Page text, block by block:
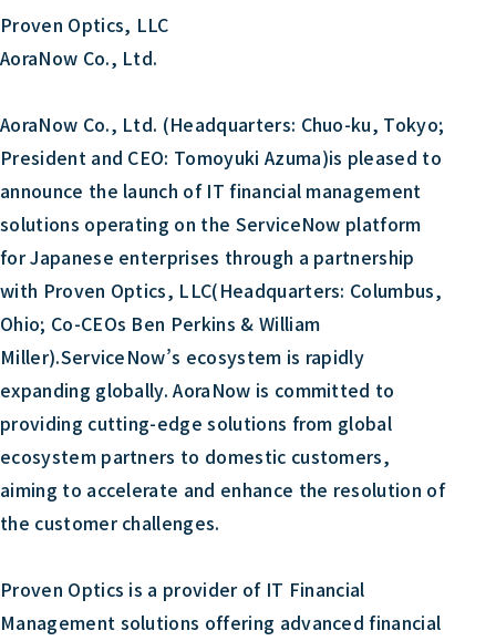
Proven Optics, LLC
AoraNow Co., Ltd.
AoraNow Co., Ltd. (Headquarters: Chuo-ku, Tokyo;
President and CEO: Tomoyuki Azuma)is pleased to
announce the launch of IT financial management
solutions operating on the ServiceNow platform
for Japanese enterprises through a partnership
with Proven Optics, LLC(Headquarters: Columbus,
Ohio; Co-CEOs Ben Perkins & William
Miller).ServiceNow’s ecosystem is rapidly
expanding globally. AoraNow is committed to
providing cutting-edge solutions from global
ecosystem partners to domestic customers,
aiming to accelerate and enhance the resolution of
the customer challenges.
Proven Optics is a provider of IT Financial
Management solutions offering advanced financial